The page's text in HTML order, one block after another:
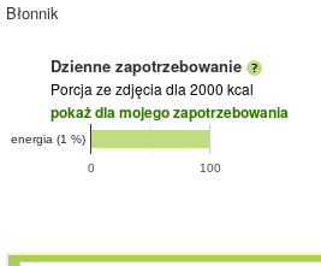
Błonnik
Dzienne zapotrzebowanie
Porcja ze zdjęcia dla 2000 kcal
pokaż dla mojego zapotrzebowania
0 100
energia (1 %)